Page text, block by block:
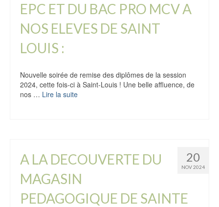
EPC ET DU BAC PRO MCV A
NOS ELEVES DE SAINT
LOUIS :
Nouvelle soirée de remise des diplômes de la session
2024, cette fois-ci à Saint-Louis ! Une belle affluence, de
nos … Lire la suite
20
NOV 2024
A LA DECOUVERTE DU
MAGASIN
PEDAGOGIQUE DE SAINTE